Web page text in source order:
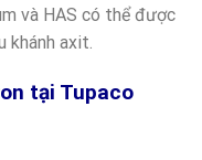
và HAS có thể được
khánh axit.
tại Tupaco